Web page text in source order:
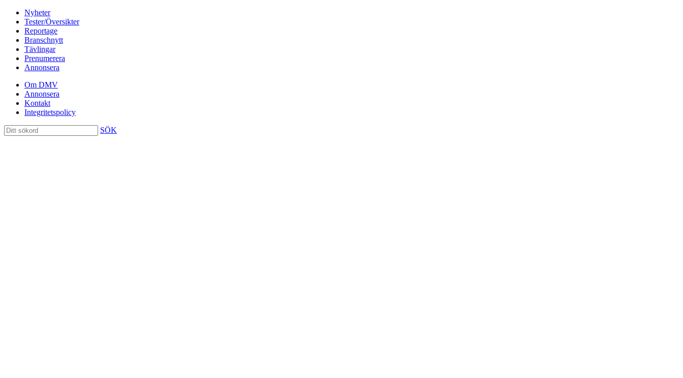
Nyheter
Tester/Översikter
Reportage
Branschnytt
Tävlingar
Prenumerera
Annonsera
Om DMV
Annonsera
Kontakt
Integritetspolicy
SÖK